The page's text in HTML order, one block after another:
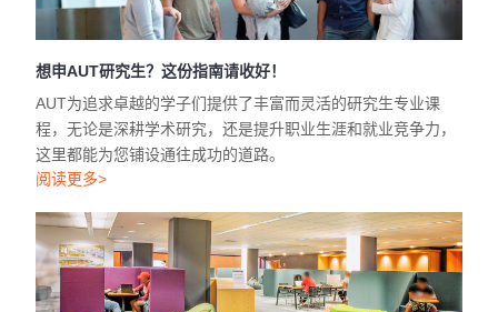
想申AUT研究生？这份指南请收好！
AUT为追求卓越的学子们提供了丰富而灵活的研究生专业课
程，无论是深耕学术研究，还是提升职业生涯和就业竞争力，
这里都能为您铺设通往成功的道路。
阅读更多>